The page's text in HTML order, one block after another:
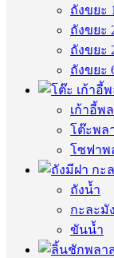
ถังขยะ
ถังขยะ
ถังขยะ
ถังขยะ
เก้าอี้พ
โต๊ะพล
โซฟาพ
ถังน้ำ
กะละมัง
ขันน้ำ